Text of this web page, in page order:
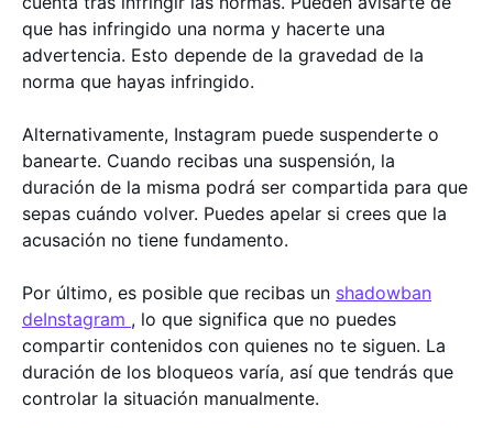
que has infringido una norma y hacerte una
advertencia. Esto depende de la gravedad de la
norma que hayas infringido.
Alternativamente, Instagram puede suspenderte o
banearte. Cuando recibas una suspensión, la
duración de la misma podrá ser compartida para que
sepas cuándo volver. Puedes apelar si crees que la
acusación no tiene fundamento.
Por último, es posible que recibas un shadowban
deInstagram , lo que significa que no puedes
compartir contenidos con quienes no te siguen. La
duración de los bloqueos varía, así que tendrás que
controlar la situación manualmente.